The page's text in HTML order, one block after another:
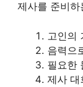
제사를 준비
고인의
음력으
필요한
제사 대